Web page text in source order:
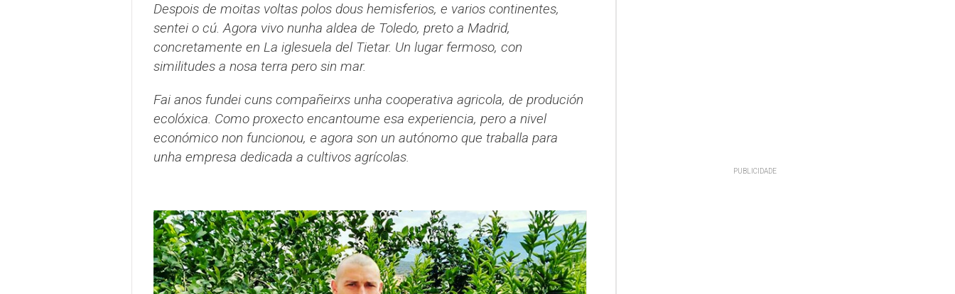
Despois de moitas voltas polos dous hemisferios, e varios continentes,
sentei o cú. Agora vivo nunha aldea de Toledo, preto a Madrid,
concretamente en La iglesuela del Tietar. Un lugar fermoso, con
similitudes a nosa terra pero sin mar.
Fai anos fundei cuns compañeirxs unha cooperativa agricola, de produción
ecolóxica. Como proxecto encantoume esa experiencia, pero a nivel
económico non funcionou, e agora son un autónomo que traballa para
unha empresa dedicada a cultivos agrícolas.